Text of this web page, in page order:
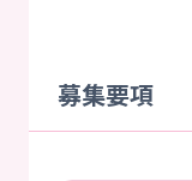
募集要項